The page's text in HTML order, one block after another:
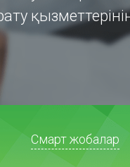
Смарт жобалар